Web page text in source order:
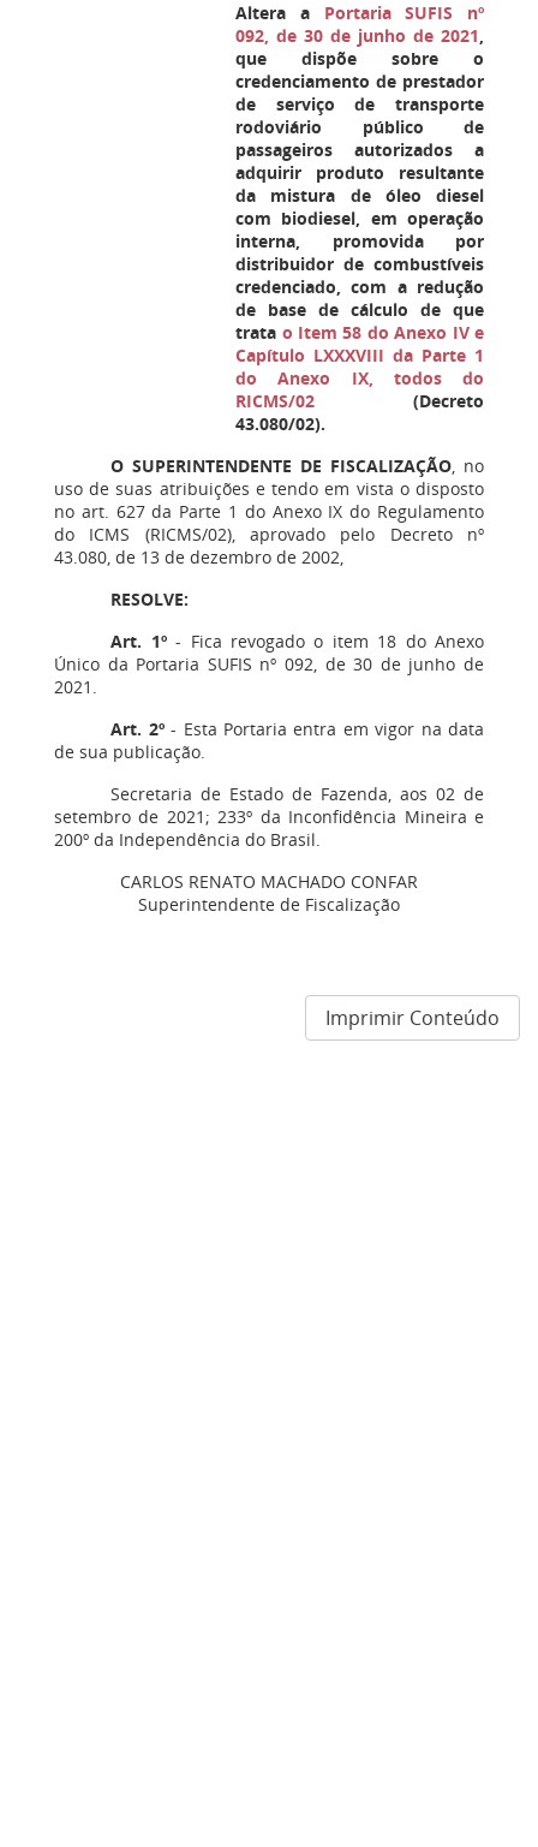
Altera a Portaria SUFIS nº
092, de 30 de junho de 2021,
que dispõe sobre o
credenciamento de prestador
de serviço de transporte
rodoviário público de
passageiros autorizados a
adquirir produto resultante
da mistura de óleo diesel
com biodiesel, em operação
interna, promovida por
distribuidor de combustíveis
credenciado, com a redução
de base de cálculo de que
trata o Item 58 do Anexo IV e
Capítulo LXXXVIII da Parte 1
do Anexo IX, todos do
RICMS/02 (Decreto
43.080/02).
O SUPERINTENDENTE DE FISCALIZAÇÃO, no
uso de suas atribuições e tendo em vista o disposto
no art. 627 da Parte 1 do Anexo IX do Regulamento
do ICMS (RICMS/02), aprovado pelo Decreto nº
43.080, de 13 de dezembro de 2002,
RESOLVE:
Art. 1º- Fica revogado o item 18 do Anexo
Único da Portaria SUFIS nº 092, de 30 de junho de
2021.
Art. 2º- Esta Portaria entra em vigor na data
de sua publicação.
Secretaria de Estado de Fazenda, aos 02 de
setembro de 2021; 233º da Inconfidência Mineira e
200º da Independência do Brasil.
CARLOS RENATO MACHADO CONFAR
Superintendente de Fiscalização
Imprimir Conteúdo